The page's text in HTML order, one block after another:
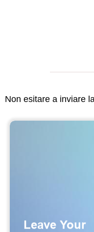
Non esitare a inviare